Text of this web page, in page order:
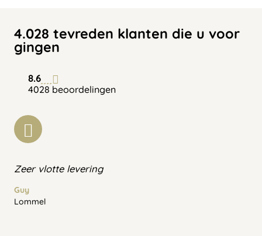
4.028 tevreden klanten die u voor
gingen
8.6
4028 beoordelingen
Zeer vlotte levering
Guy
Lommel